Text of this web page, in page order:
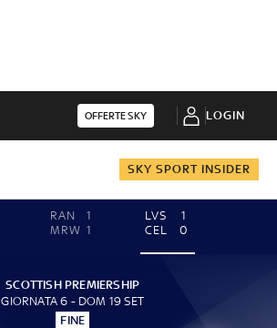
OFFERTE SKY LOGIN
SKY SPORT INSIDER
RAN
1
MRW 1
LVS
1
CEL
0
SCOTTISH PREMIERSHIP
GIORNATA 6 - DOM 19 SET
FINE